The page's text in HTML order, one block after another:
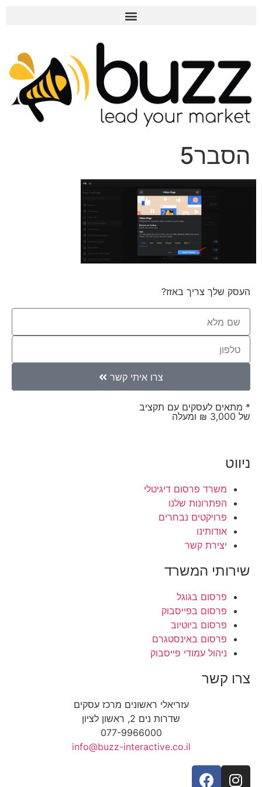
הסבר5
העסק שלך צריך באזז?
צרו איתי קשר
* מתאים לעסקים עם תקציב
של 3,000 ₪ ומעלה
ניווט
משרד פרסום דיגיטלי
הפתרונות שלנו
פרויקטים נבחרים
אודותינו
יצירת קשר
שירותי המשרד
פרסום בגוגל
פרסום בפייסבוק
פרסום ביוטיוב
פרסום באינסטגרם
ניהול עמודי פייסבוק
צרו קשר
עזריאלי ראשונים מרכז עסקים
שדרות נים 2, ראשון לציון
077-9966000
info@buzz-interactive.co.il